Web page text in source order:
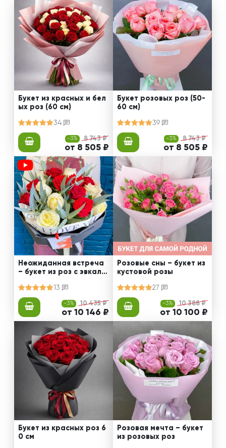
Букет из красных и бел
ых роз (60 см)
34
-3% 8 743 ₽
от 8 505 ₽
Букет розовых роз (50-
60 см)
39
-3% 8 743 ₽
от 8 505 ₽
Неожиданная встреча
– букет из роз с эвкали
13
-3% 10 435 ₽
от 10 146 ₽
Розовые сны – букет из
кустовой розы
27
-3% 10 388 ₽
от 10 100 ₽
Букет из красных роз 6
0 см
Розовая мечта – букет
из розовых роз